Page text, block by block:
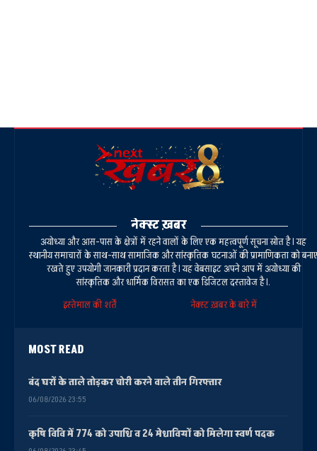
नेक्स्ट ख़बर
अयोध्या और आस-पास के क्षेत्रों में रहने वालों के लिए एक महत्वपूर्ण सूचना स्रोत है। यह
स्थानीय समाचारों के साथ-साथ सामाजिक और सांस्कृतिक घटनाओं की प्रामाणिकता को बनाए
रखते हुए उपयोगी जानकारी प्रदान करता है। यह वेबसाइट अपने आप में अयोध्या की
सांस्कृतिक और धार्मिक विरासत का एक डिजिटल दस्तावेज है।.
इस्तेमाल की शर्तें
नेक्स्ट ख़बर के बारे में
MOST READ
बंद घरों के ताले तोड़कर चोरी करने वाले तीन गिरफ्तार
06/08/2026 23:55
कृषि विवि में 774 को उपाधि व 24 मेधावियों को मिलेगा स्वर्ण पदक